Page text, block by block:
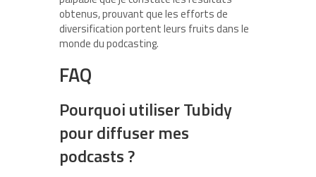
obtenus, prouvant que les efforts de
diversification portent leurs fruits dans le
monde du podcasting.
FAQ
Pourquoi utiliser Tubidy
pour diffuser mes
podcasts ?